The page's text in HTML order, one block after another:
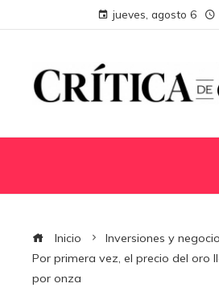
jueves, agosto 6
Inicio
Inversiones y
Por primera vez, el precio del oro
por onza